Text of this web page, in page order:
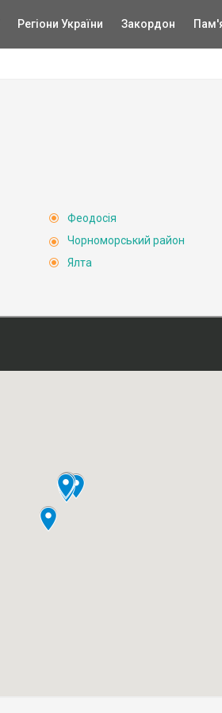
Регіони України Закордон
Феодосія
Чорноморський район
Ялта